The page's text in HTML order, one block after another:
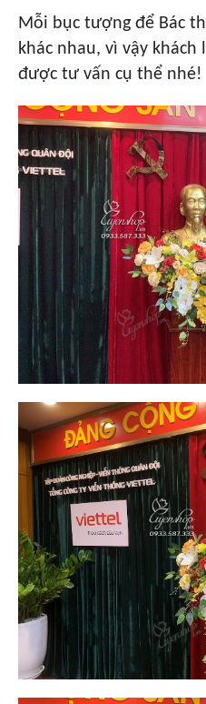
Mỗi bục tượng để Bác
khác nhau, vì vậy
được tư vấn cụ thể nhé!